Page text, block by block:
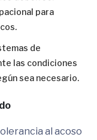
para
de
las condiciones
sea necesario.
al acoso